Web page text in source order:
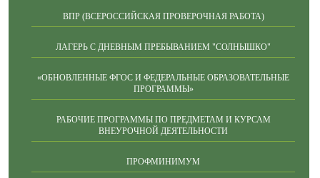
ВПР (ВСЕРОССИЙСКАЯ ПРОВЕРОЧНАЯ РАБОТА)
ЛАГЕРЬ С ДНЕВНЫМ ПРЕБЫВАНИЕМ "СОЛНЫШКО"
«ОБНОВЛЕННЫЕ ФГОС И ФЕДЕРАЛЬНЫЕ ОБРАЗОВАТЕЛЬНЫЕ
ПРОГРАММЫ»
РАБОЧИЕ ПРОГРАММЫ ПО ПРЕДМЕТАМ И КУРСАМ
ВНЕУРОЧНОЙ ДЕЯТЕЛЬНОСТИ
ПРОФМИНИМУМ